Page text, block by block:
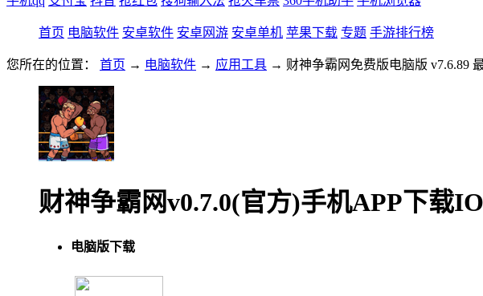
首页 电脑软件 安卓软件 安卓网游 安卓单机 苹果下载 专题 手游排行榜
您所在的位置： 首页 → 电脑软件 → 应用工具 → 财神争霸网免费版电脑版 v7.6.89
财神争霸网v0.7.0(官方)手机APP下载
电脑版下载